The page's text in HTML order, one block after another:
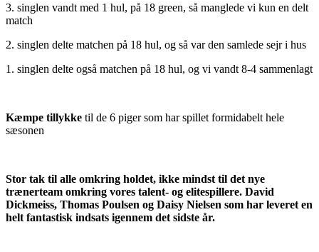
3. singlen vandt med 1 hul, på 18 green, så manglede vi kun en delt
match
2. singlen delte matchen på 18 hul, og så var den samlede sejr i hus
1. singlen delte også matchen på 18 hul, og vi vandt 8-4 sammenlagt
Kæmpe tillykke til de 6 piger som har spillet formidabelt hele
sæsonen
Stor tak til alle omkring holdet, ikke mindst til det nye
trænerteam omkring vores talent- og elitespillere. David
Dickmeiss, Thomas Poulsen og Daisy Nielsen som har leveret en
helt fantastisk indsats igennem det sidste år.